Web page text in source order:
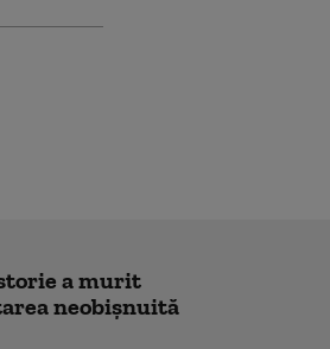
a murit
neobișnuită